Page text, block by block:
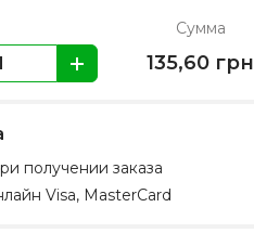
Сумма
135,60 грн
получении заказа
Visa, MasterCard